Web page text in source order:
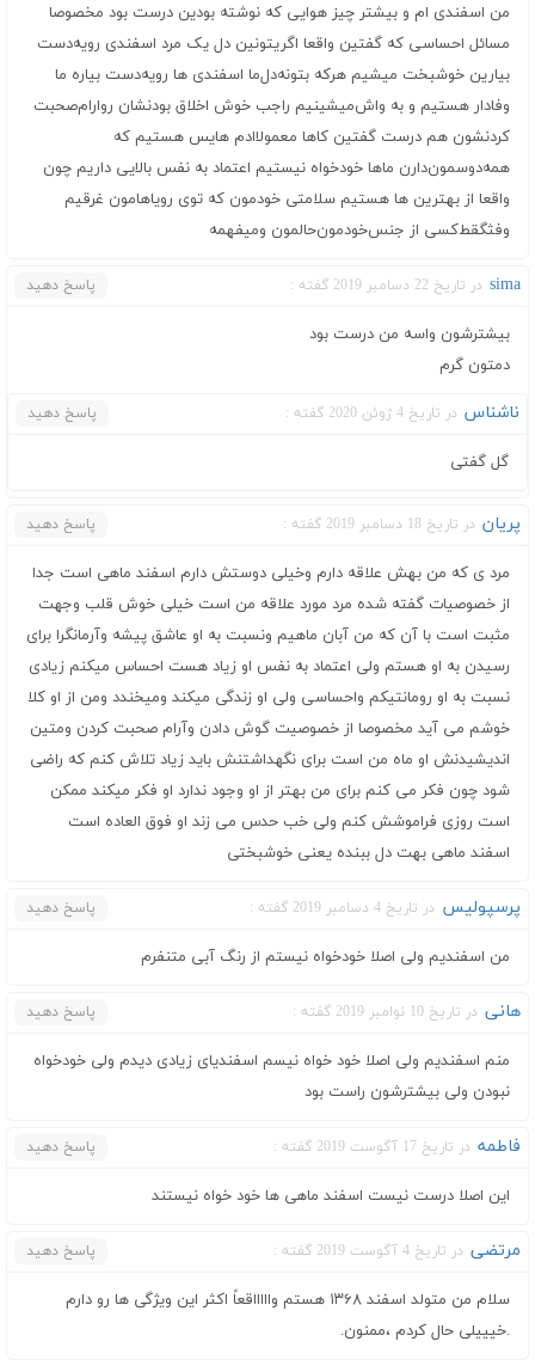
من اسفندی ام و بیشتر چیز هوایی که نوشته بودین درست بود مخصوصا
مسائل احساسی که گفتین واقعا اگر‌یتونین‌ دل یک مرد اسفندی رو‌یه‌دست
بیارین خوشبخت میشیم هر‌که بتونه‌دل‌ما اسفندی ها رو‌یه‌دست بیاره ما
وفادار هستیم و به واش‌میشینیم راجب خوش اخلاق بودنشان رو‌ارام‌صحبت
کردنشون هم‌ درست گفتین کاها معمولاادم هایس هستیم که
همه‌دوسمون‌دارن ماها خودخواه نیستیم اعتماد به نفس بالایی داریم چون
واقعا از بهترین ها هستیم سلامتی خودمون که توی رویاهامون غرقیم
و‌فثگقط‌کسی از جنس‌خودمون‌حالمون‌ و‌میفهمه
sima در تاریخ 22 دسامبر 2019 گفته : پاسخ دهید
بیشترشون واسه من درست بود
دمتون گرم
ناشناس در تاریخ 4 ژوئن 2020 گفته : پاسخ دهید
گل گفتی
پریان در تاریخ 18 دسامبر 2019 گفته : پاسخ دهید
مرد ی که من بهش علاقه دارم وخیلی دوستش دارم اسفند ماهی است جدا
از خصوصیات گفته شده مرد مورد علاقه من است خیلی خوش قلب وجهت
مثبت است با آن که من آبان ماهیم ونسبت به او عاشق پیشه وآرمانگرا برای
رسیدن به او هستم ولی اعتماد به نفس او زیاد هست احساس میکنم زیادی
نسبت به او رومانتیکم واحساسی ولی او زندگی میکند ومیخندد ومن از او کلا
خوشم می آید مخصوصا از خصوصیت گوش دادن وآرام صحبت کردن ومتین
اندیشیدنش او ماه من است برای نگهداشتنش باید زیاد تلاش کنم که راضی
شود چون فکر می کنم برای من بهتر از او وجود ندارد او فکر میکند ممکن
است روزی فراموشش کنم ولی خب حدس می زند او فوق العاده است
اسفند ماهی بهت دل ببنده یعنی خوشبختی
پرسپوليس در تاریخ 4 دسامبر 2019 گفته : پاسخ دهید
من اسفندیم ولى اصلا خودخواه نیستم از رنگ آبى متنفرم
هانی در تاریخ 10 نوامبر 2019 گفته : پاسخ دهید
منم اسفندیم ولی اصلا خود خواه نیسم اسفندیای زیادی دیدم ولی خودخواه
نبودن ولی بیشترشون راست بود
فاطمه در تاریخ 17 آگوست 2019 گفته : پاسخ دهید
این اصلا درست نیست اسفند ماهی ها خود خواه نیستند
مرتضی در تاریخ 4 آگوست 2019 گفته : پاسخ دهید
سلام من متولد اسفند ۱۳۶۸ هستم واااااقعاً اکثر این ویژگی ها رو دارم
.خیییلی حال کردم ،ممنون.